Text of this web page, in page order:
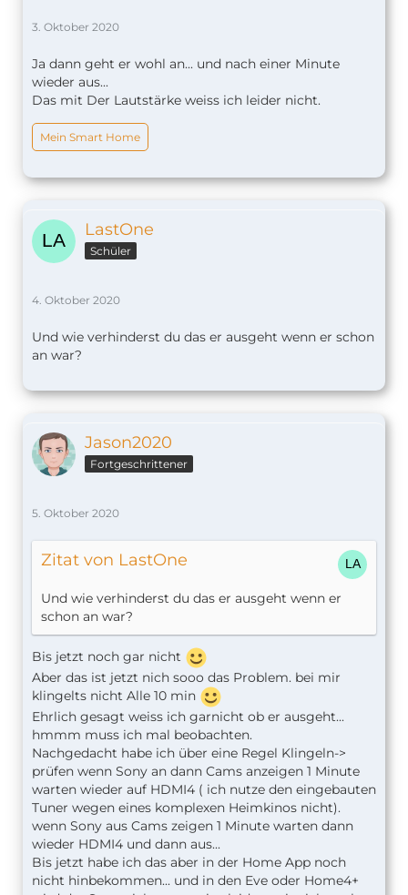
3. Oktober 2020
Ja dann geht er wohl an... und nach einer Minute
wieder aus...
Das mit Der Lautstärke weiss ich leider nicht.
Mein Smart Home
LastOne
Schüler
4. Oktober 2020
Und wie verhinderst du das er ausgeht wenn er schon
an war?
Jason2020
Fortgeschrittener
5. Oktober 2020
Zitat von LastOne
Und wie verhinderst du das er ausgeht wenn er
schon an war?
Bis jetzt noch gar nicht
Aber das ist jetzt nich sooo das Problem. bei mir
klingelts nicht Alle 10 min
Ehrlich gesagt weiss ich garnicht ob er ausgeht...
hmmm muss ich mal beobachten.
Nachgedacht habe ich über eine Regel Klingeln->
prüfen wenn Sony an dann Cams anzeigen 1 Minute
warten wieder auf HDMI4 ( ich nutze den eingebauten
Tuner wegen eines komplexen Heimkinos nicht).
wenn Sony aus Cams zeigen 1 Minute warten dann
wieder HDMI4 und dann aus...
Bis jetzt habe ich das aber in der Home App noch
nicht hinbekommen... und in den Eve oder Home4+